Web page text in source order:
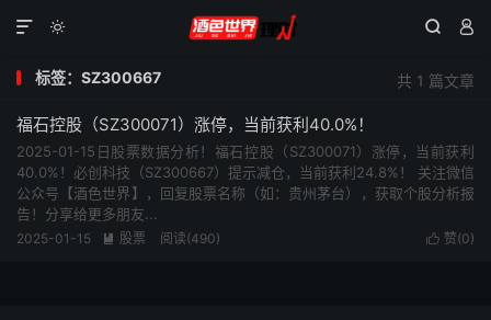
  

共 1 篇文章
标签：SZ300667
福石控股（SZ300071）涨停，当前获利40.0%！
2025-01-15日股票数据分析！福石控股（SZ300071）涨停，当前获利
40.0%！必创科技（SZ300667）提示减仓，当前获利24.8%！ 关注微信
公众号【酒色世界】，回复股票名称（如：贵州茅台），获取个股分析报
告！分享给更多朋友...
 赞(0)
2025-01-15  股票 阅读(490)